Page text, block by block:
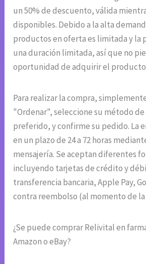
un 50% de descuento, válida
disponibles. Debido a la alta
productos en oferta es limitada y la
una duración limitada, así que no
oportunidad de adquirir el
Para realizar la compra,
"Ordenar", seleccione su método
preferido, y confirme su pedido. La
en un plazo de 24 a 72 horas
mensajería. Se aceptan diferentes
incluyendo tarjetas de crédito y
transferencia bancaria, Apple Pay,
contra reembolso (al momento de
¿Se puede comprar Relivital en
Amazon o eBay?